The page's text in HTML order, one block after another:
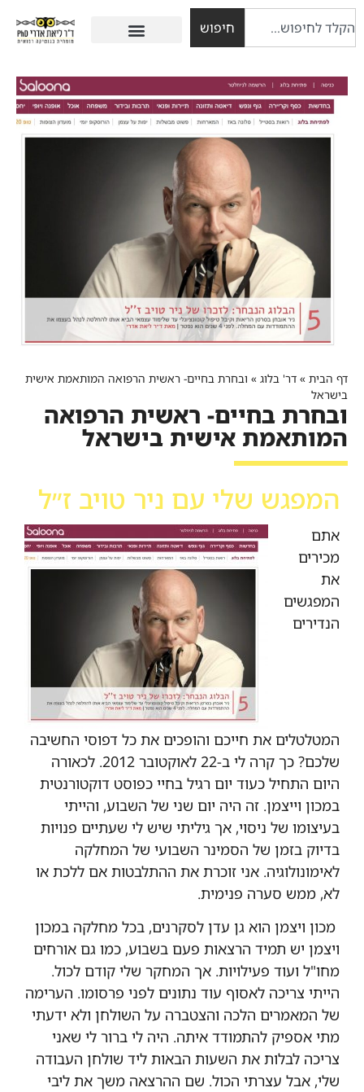
חיפוש
דף הבית » דר' בלוג » ובחרת בחיים- ראשית הרפואה המותאמת אישית
בישראל
ובחרת בחיים- ראשית הרפואה
המותאמת אישית בישראל
המפגש שלי עם ניר טויב ז״ל
אתם
מכירים
את
המפגשים
הנדירים
המטלטלים את חייכם והופכים את כל דפוסי החשיבה
שלכם? כך קרה לי ב-22 לאוקטובר 2012. לכאורה
היום התחיל כעוד יום רגיל בחיי כפוסט דוקטורנטית
במכון וייצמן. זה היה יום שני של השבוע, והייתי
בעיצומו של ניסוי, אך גיליתי שיש לי שעתיים פנויות
בדיוק בזמן של הסמינר השבועי של המחלקה
לאימונולוגיה. אני זוכרת את ההתלבטות אם ללכת או
לא, ממש סערה פנימית.
מכון ויצמן הוא גן עדן לסקרנים, בכל מחלקה במכון
ויצמן יש תמיד הרצאות פעם בשבוע, כמו גם אורחים
מחו"ל ועוד פעילויות. אך המחקר שלי קודם לכול.
הייתי צריכה לאסוף עוד נתונים לפני פרסומו. הערימה
של המאמרים הלכה והצטברה על השולחן ולא ידעתי
מתי אספיק להתמודד איתה. היה לי ברור לי שאני
צריכה לבלות את השעות הבאות ליד שולחן העבודה
שלי, אבל עצרתי הכול. שם ההרצאה משך את ליבי